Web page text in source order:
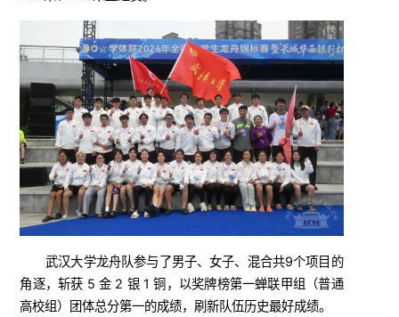
武汉大学龙舟队参与了男子、女子、混合共9个项目的
角逐，斩获 5 金 2 银 1 铜，以奖牌榜第一蝉联甲组（普通
高校组）团体总分第一的成绩，刷新队伍历史最好成绩。